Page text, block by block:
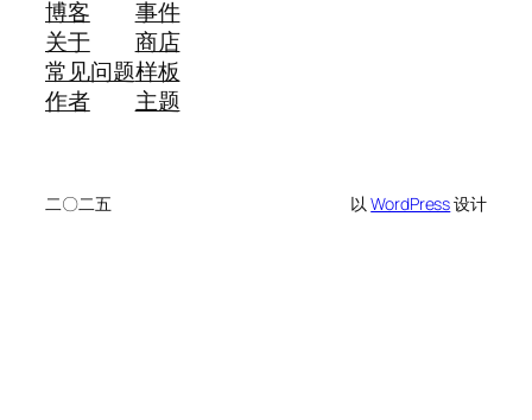
博客
关于
常见问题
作者
事件
商店
样板
主题
二〇二五 以WordPress设计